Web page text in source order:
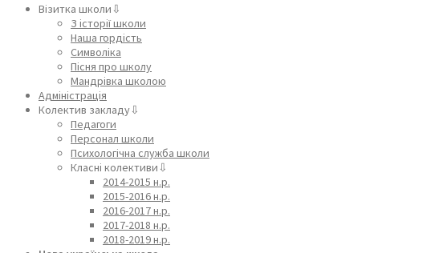
Візитка школи⇩
З історії школи
Наша гордість
Символіка
Пісня про школу
Мандрівка школою
Адміністрація
Колектив закладу⇩
Педагоги
Персонал школи
Психологічна служба школи
Класні колективи⇩
2014-2015 н.р.
2015-2016 н.р.
2016-2017 н.р.
2017-2018 н.р.
2018-2019 н.р.